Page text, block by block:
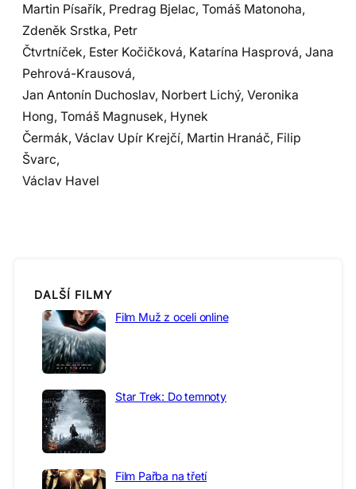
Martin Písařík, Predrag Bjelac, Tomáš Matonoha,
Zdeněk Srstka, Petr
Čtvrtníček, Ester Kočičková, Katarína Hasprová, Jana
Pehrová-Krausová,
Jan Antonín Duchoslav, Norbert Lichý, Veronika
Hong, Tomáš Magnusek, Hynek
Čermák, Václav Upír Krejčí, Martin Hranáč, Filip
Švarc,
Václav Havel
DALŠÍ FILMY
Film Muž z oceli online
Star Trek: Do temnoty
Film Pařba na třetí